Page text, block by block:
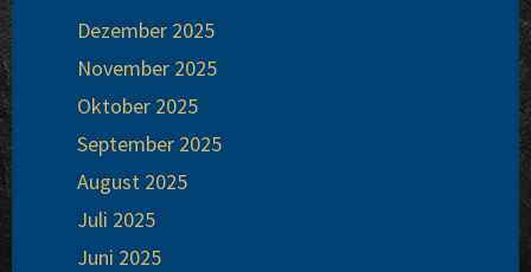
Dezember 2025
November 2025
Oktober 2025
September 2025
August 2025
Juli 2025
Juni 2025